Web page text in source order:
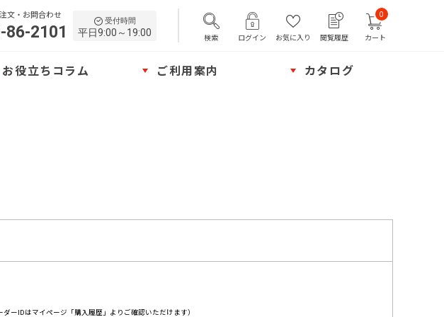
文・お問合わせ
86-2101
受付時間
平日9:00～19:00 検索 ログイン お気に入り 閲覧履歴 カート
0
お役立ちコラム ご利用案内 カタログ
ーIDはマイページ「購入履歴」よりご確認いただけます）